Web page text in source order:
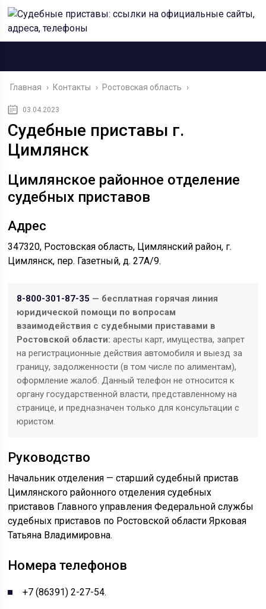
Главная › Контакты › Ростовская область ›
03.04.2023
Судебные приставы г.
Цимлянск
Цимлянское районное отделение
судебных приставов
Адрес
347320, Ростовская область, Цимлянский район, г.
Цимлянск, пер. Газетный, д. 27А/9.
8-800-301-87-35 — бесплатная горячая линия
юридической помощи по вопросам
взаимодействия с судебными приставами в
Ростовской области: аресты карт, имущества, запрет
на регистрационные действия автомобиля и выезд за
границу, задолженности (в том числе по алиментам),
оформление жалоб. Данный телефон не относится к
органу государственной власти, представленному на
странице, и предназначен только для консультации с
юристом.
Руководство
Начальник отделения — старший судебный пристав
Цимлянского районного отделения судебных
приставов Главного управления Федеральной службы
судебных приставов по Ростовской области Ярковая
Татьяна Владимировна.
Номера телефонов
+7 (86391) 2-27-54.